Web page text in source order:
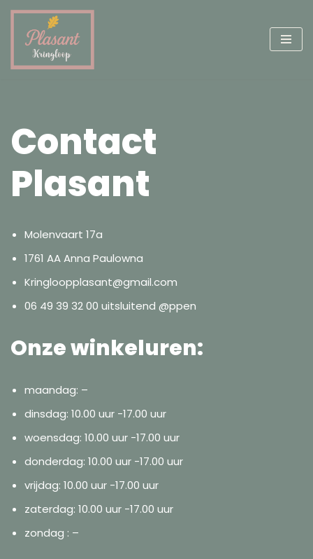
naar
de
Contact
Plasant
Molenvaart 17a
1761 AA Anna Paulowna
Kringloopplasant@gmail.com
06 49 39 32 00 uitsluitend @ppen
Onze winkeluren:
maandag: –
dinsdag: 10.00 uur -17.00 uur
woensdag: 10.00 uur -17.00 uur
donderdag: 10.00 uur -17.00 uur
vrijdag: 10.00 uur -17.00 uur
zaterdag: 10.00 uur -17.00 uur
zondag : –